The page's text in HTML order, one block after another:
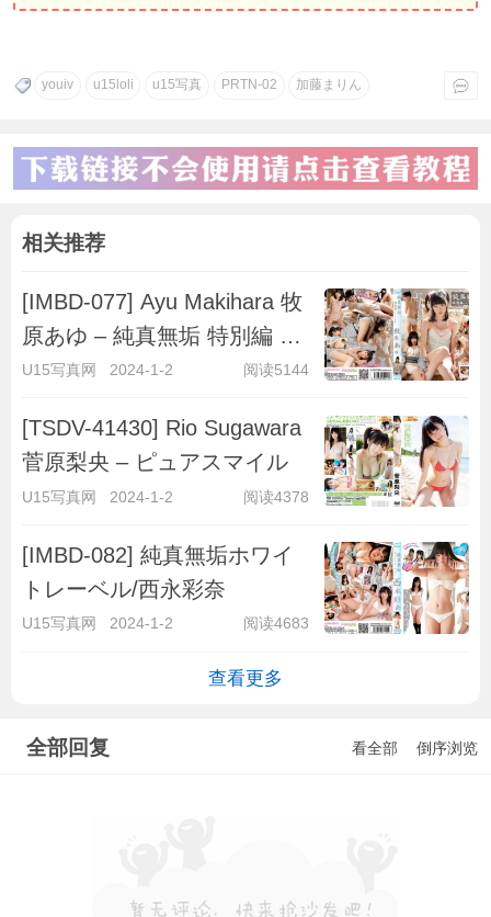
youiv u15loli u15写真 PRTN-02 加藤まりん
相关推荐
[IMBD-077] Ayu Makihara 牧
原あゆ – 純真無垢 特別編 ～
キラキラ彼女～
U15写真网 2024-1-2 阅读5144
[TSDV-41430] Rio Sugawara
菅原梨央 – ピュアスマイル
U15写真网 2024-1-2 阅读4378
[IMBD-082] 純真無垢ホワイ
トレーベル/西永彩奈
U15写真网 2024-1-2 阅读4683
查看更多
全部回复 看全部 倒序浏览